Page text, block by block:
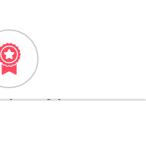
Erfahrung
von autoaid stecken